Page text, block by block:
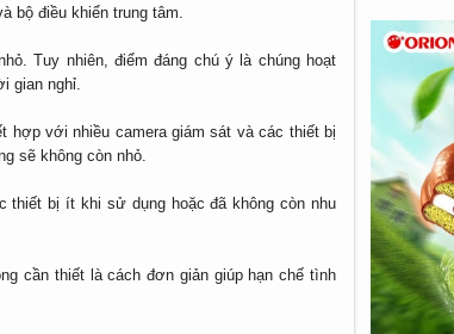
bộ điều khiển trung tâm.
Tuy nhiên, điểm đáng chú ý là chúng hoạt
gian nghỉ.
hợp với nhiều camera giám sát và các thiết bị
sẽ không còn nhỏ.
thiết bị ít khi sử dụng hoặc đã không còn nhu
cần thiết là cách đơn giản giúp hạn chế tình